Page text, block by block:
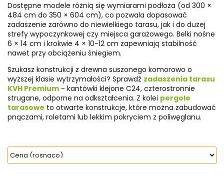
Dostępne modele różnią się wymiarami podłoża (od 300 ×
484 cm do 350 × 604 cm), co pozwala dopasować
zadaszenie zarówno do niewielkiego tarasu, jak i do dużej
strefy wypoczynkowej czy miejsca garażowego. Belki nośne
6 × 14 cm i krokwie 4 × 10-12 cm zapewniają stabilność
nawet przy obciążeniu śniegiem.
Szukasz konstrukcji z drewna suszonego komorowo o
wyższej klasie wytrzymałości? Sprawdź zadaszenia tarasu
KVH Premium - kantówki klejone C24, czterostronnie
strugane, odporne na odkształcenia. Z kolei pergole
tarasowe to otwarte konstrukcje, które można zabudować
pnączami, roletami lub lekkim pokryciem z poliwęglanu.